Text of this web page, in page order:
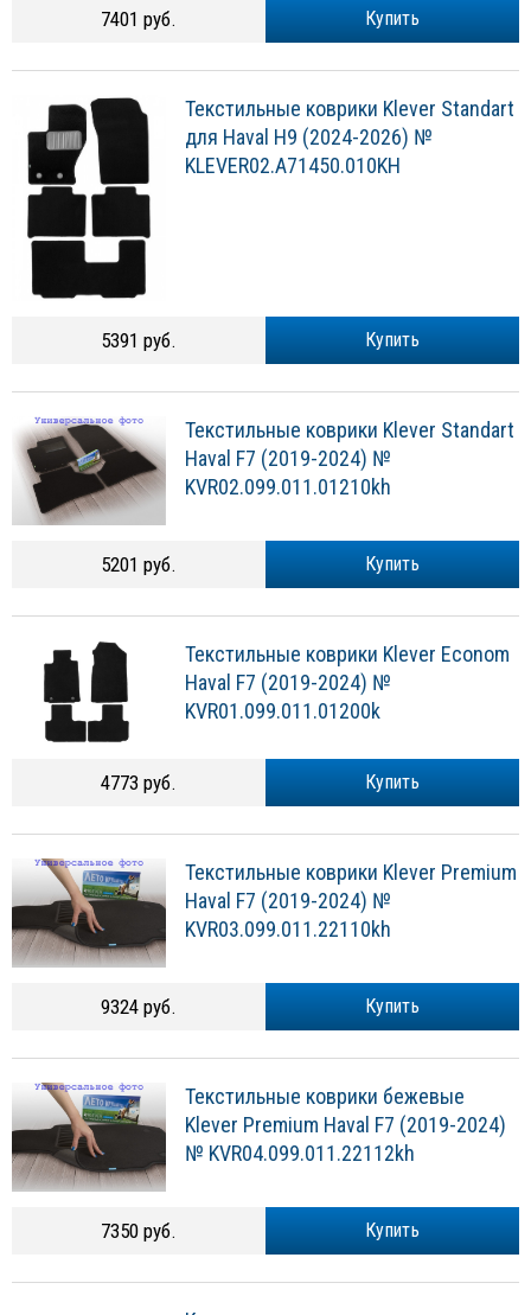
Купить
7401 руб.
Текстильные коврики Klever Standart
для Haval H9 (2024-2026) №
KLEVER02.A71450.010KH
Купить
5391 руб.
Текстильные коврики Klever Standart
Haval F7 (2019-2024) №
KVR02.099.011.01210kh
Купить
5201 руб.
Текстильные коврики Klever Econom
Haval F7 (2019-2024) №
KVR01.099.011.01200k
Купить
4773 руб.
Текстильные коврики Klever Premium
Haval F7 (2019-2024) №
KVR03.099.011.22110kh
Купить
9324 руб.
Текстильные коврики бежевые
Klever Premium Haval F7 (2019-2024)
№ KVR04.099.011.22112kh
Купить
7350 руб.